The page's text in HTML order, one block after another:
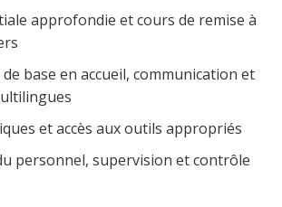
approfondie et cours de remise à
base en accueil, communication et
et accès aux outils appropriés
personnel, supervision et contrôle